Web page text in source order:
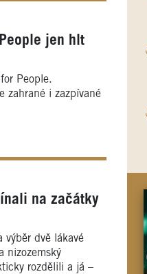
jen hlt
People.
zahrané i zazpívané
na začátky
výběr dvě lákavé
nizozemský
rozdělili a já –